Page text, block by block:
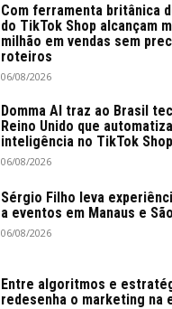
Com ferramenta britânica
do TikTok Shop alcançam
milhão em vendas sem
roteiros
06/08/2026
Domma AI traz ao Brasil
Reino Unido que
inteligência no TikTok Shop
06/08/2026
Sérgio Filho leva
a eventos em Manaus e
06/08/2026
Entre algoritmos e
redesenha o marketing na